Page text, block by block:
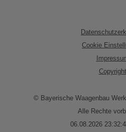
Cookie
Copyright
© Bayerische Waagenbau
Alle Rechte
06.08.2026